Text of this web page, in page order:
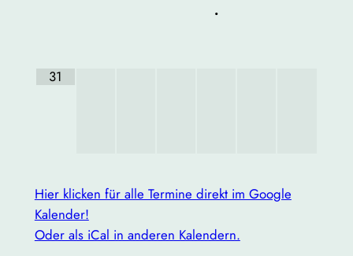
•
31
Hier klicken für alle Termine direkt im Google
Kalender!
Oder als iCal in anderen Kalendern.